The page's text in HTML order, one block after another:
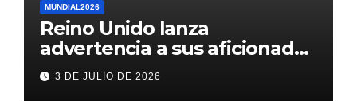
MUNDIAL2026
Reino Unido lanza
advertencia a sus aficionados
antes del México vs
Inglaterra en el Mundial 2026
3 DE JULIO DE 2026